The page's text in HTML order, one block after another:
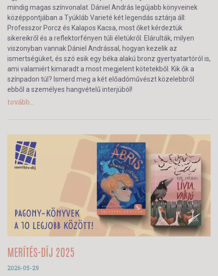
mindig magas színvonalat. Dániel András legújabb könyveinek
középpontjában a Tyúkláb Varieté két legendás sztárja áll:
Professzor Porcz és Kalapos Kacsa, most őket kérdeztük
sikereikről és a reflektorfényen túli életükről. Elárulták, milyen
viszonyban vannak Dániel Andrással, hogyan kezelik az
ismertségüket, és szó esik egy béka alakú bronz gyertyatartóról is,
ami valamiért kimaradt a most megjelent kötetekből. Kik ők a
színpadon túl? Ismerd meg a két előadóművészt közelebbről
ebből a személyes hangvételű interjúból!
tovább...
MERÍTÉS-DÍJ 2025
2026-05-29